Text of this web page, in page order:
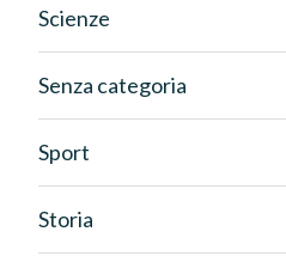
Scienze
Senza categoria
Sport
Storia